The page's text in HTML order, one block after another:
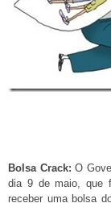
Bolsa Crack:O
dia 9 de maio, que
receber uma bolsa